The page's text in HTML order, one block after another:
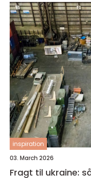
inspiration
03. March 2026
Fragt til ukraine: